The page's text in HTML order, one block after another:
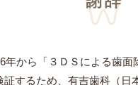
年から「３ＤＳによる歯
証するため、有吉歯科（日